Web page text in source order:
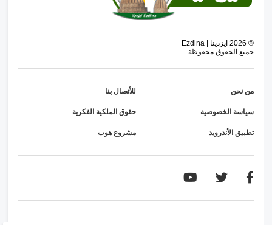
©
2026 ايزدينا | Ezdina
جميع الحقوق محفوظة
من نحن للأتصال بنا
سياسة الخصوصية حقوق الملكية الفكرية
تطبيق الأندرويد مشروع هوب